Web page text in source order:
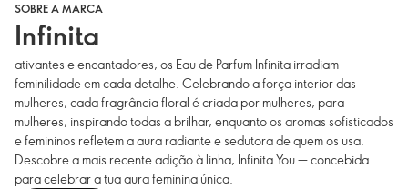
SOBRE A MARCA
Infinita
ativantes e encantadores, os Eau de Parfum Infinita irradiam
feminilidade em cada detalhe. Celebrando a força interior das
mulheres, cada fragrância floral é criada por mulheres, para
mulheres, inspirando todas a brilhar, enquanto os aromas sofisticados
e femininos refletem a aura radiante e sedutora de quem os usa.
Descobre a mais recente adição à linha, Infinita You — concebida
para celebrar a tua aura feminina única.